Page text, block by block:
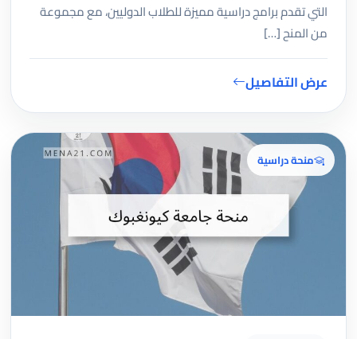
التي تقدم برامج دراسية مميزة للطلاب الدوليين، مع مجموعة
من المنح […]
عرض التفاصيل
منحة دراسية